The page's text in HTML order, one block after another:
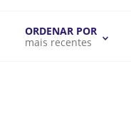
ORDENAR POR
mais recentes